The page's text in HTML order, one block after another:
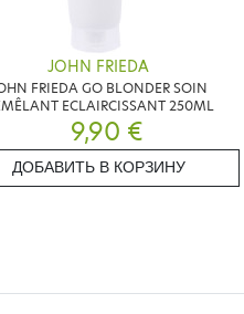
JOHN FRIEDA
FRIEDA GO BLONDER SOIN
ECLAIRCISSANT 250ML
9,90 €
ДОБАВИТЬ В КОРЗИНУ